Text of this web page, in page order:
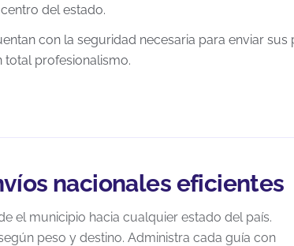
del estado.
con la seguridad necesaria para enviar sus
profesionalismo.
nacionales eficientes
el municipio hacia cualquier estado del país.
peso y destino. Administra cada guía con